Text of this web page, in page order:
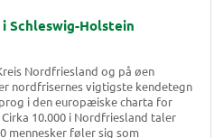
Schleswig-Holstein
Nordfriesland og på øen
nordfrisernes vigtigste kendetegn
i den europæiske charta for
10.000 i Nordfriesland taler
mennesker føler sig som